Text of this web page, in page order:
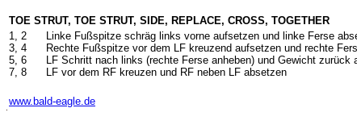
TOE STRUT, TOE STRUT, SIDE, REPLACE, CROSS, TOGETHER
1, 2
3, 4
5, 6
7, 8
Linke Fußspitze schräg links vorne aufsetzen und linke Ferse
Rechte Fußspitze vor dem LF kreuzend aufsetzen und rechte
LF Schritt nach links (rechte Ferse anheben) und Gewicht zurück
LF vor dem RF kreuzen und RF neben LF absetzen
www.bald-eagle.de